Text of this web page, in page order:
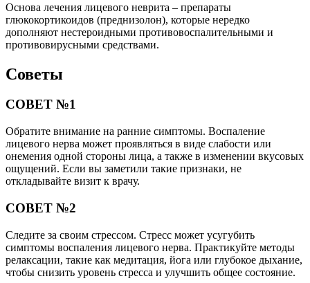
Основа лечения лицевого неврита – препараты
глюкокортикоидов (преднизолон), которые нередко
дополняют нестероидными противовоспалительными и
противовирусными средствами.
Советы
СОВЕТ №1
Обратите внимание на ранние симптомы. Воспаление
лицевого нерва может проявляться в виде слабости или
онемения одной стороны лица, а также в изменении вкусовых
ощущений. Если вы заметили такие признаки, не
откладывайте визит к врачу.
СОВЕТ №2
Следите за своим стрессом. Стресс может усугубить
симптомы воспаления лицевого нерва. Практикуйте методы
релаксации, такие как медитация, йога или глубокое дыхание,
чтобы снизить уровень стресса и улучшить общее состояние.